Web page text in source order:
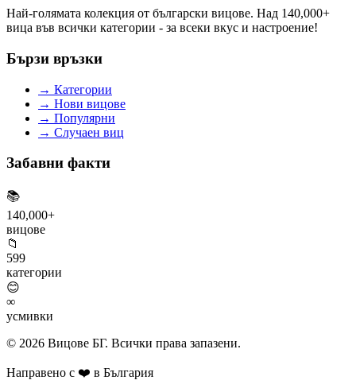
Най-голямата колекция от български вицове. Над 140,000+
вица във всички категории - за всеки вкус и настроение!
Бързи връзки
→ Категории
→ Нови вицове
→ Популярни
→ Случаен виц
Забавни факти
📚
140,000+
вицове
📁
599
категории
😊
∞
усмивки
© 2026 Вицове БГ. Всички права запазени.
Направено с ❤️ в България